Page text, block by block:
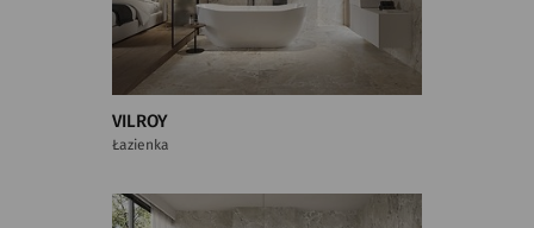
VILROY
Łazienka